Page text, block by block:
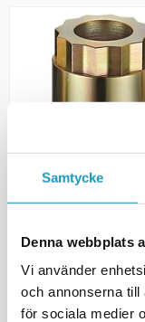
Samtycke
Denna webbplats
Vi använder
och annonserna till
för sociala medier
1 533 kr (inkl. mva)
MIDLERTIDIG UTE